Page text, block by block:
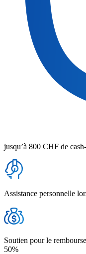
jusqu’à 800 CHF de
Assistance personnelle
Soutien pour le
50%